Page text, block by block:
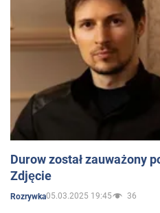
Durow został zauważony
Zdjęcie
Rozrywka05.03.2025 19:45 36